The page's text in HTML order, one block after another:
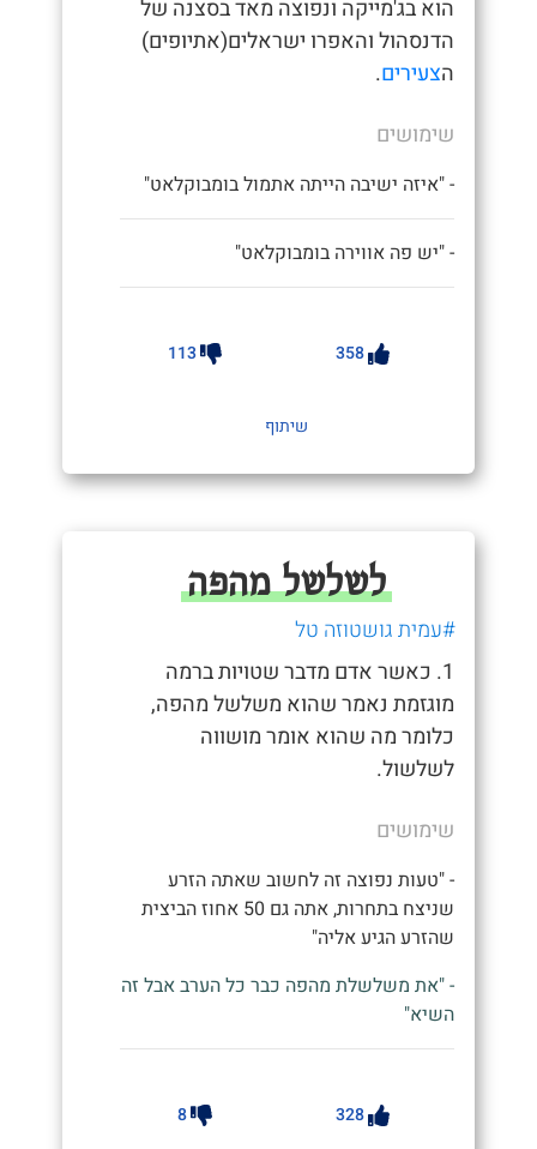
הוא בג'מייקה ונפוצה מאד בסצנה של
הדנסהול והאפרו ישראלים(אתיופים)
הצעירים.
שימושים
- "איזה ישיבה הייתה אתמול בומבוקלאט"
- "יש פה אווירה בומבוקלאט"
358
113
שיתוף
לשלשל מהפה
#עמית גושטוזה טל
1. כאשר אדם מדבר שטויות ברמה
מוגזמת נאמר שהוא משלשל מהפה,
כלומר מה שהוא אומר מושווה
לשלשול.
שימושים
- "טעות נפוצה זה לחשוב שאתה הזרע
שניצח בתחרות, אתה גם 50 אחוז הביצית
שהזרע הגיע אליה"
- "את משלשלת מהפה כבר כל הערב אבל זה
השיא"
328
8